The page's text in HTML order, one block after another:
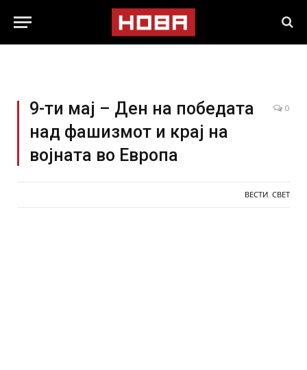
9-ти мај – Ден на победата
над фашизмот и крај на
војната во Европа
0
ВЕСТИ СВЕТ